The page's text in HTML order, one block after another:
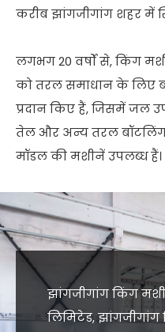
करीब झांगजीगांग शहर में
लगभग 20 वर्षों से, किंग
को तरल समाधान के लिए
प्रदान किए हैं, जिसमें जल
तेल और अन्य तरल
मॉडल की मशीनें उपलब्ध
झांगजीगांग किंग
लिमिटेड,